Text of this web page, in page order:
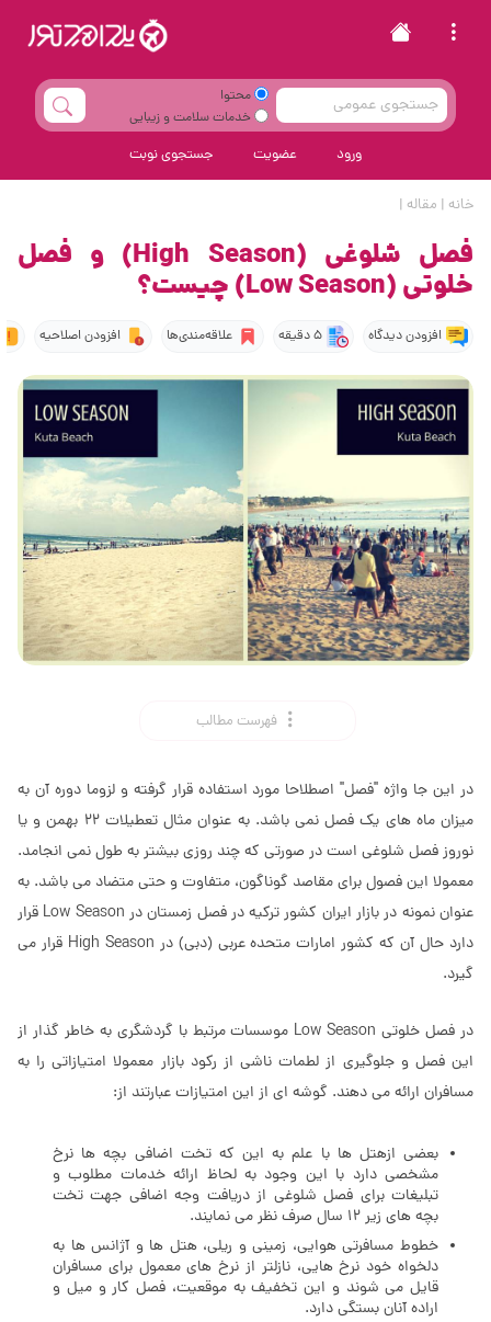
محتوا
خدمات سلامت و زیبایی
ورود عضویت جستجوی نوبت
خانه | مقاله |
فصل شلوغی (High Season) و فصل
خلوتی (Low Season) چیست؟
افزودن دیدگاه 5 دقیقه علاقه‌مندی‌ها افزودن اصلاحیه
فهرست مطالب
در این جا واژه "فصل" اصطلاحا مورد استفاده قرار گرفته و لزوما دوره آن به
میزان ماه های یک فصل نمی باشد. به عنوان مثال تعطیلات 22 بهمن و یا
نوروز فصل شلوغی است در صورتی که چند روزی بیشتر به طول نمی انجامد.
معمولا این فصول برای مقاصد گوناگون، متفاوت و حتی متضاد می باشد. به
عنوان نمونه در بازار ایران کشور ترکیه در فصل زمستان در Low Season قرار
دارد حال آن که کشور امارات متحده عربی (دبی) در High Season قرار می
گیرد.
در فصل خلوتی Low Season موسسات مرتبط با گردشگری به خاطر گذار از
این فصل و جلوگیری از لطمات ناشی از رکود بازار معمولا امتیازاتی را به
مسافران ارائه می دهند. گوشه ای از این امتیازات عبارتند از:
بعضى ازهتل ها با علم به این که تخت اضافى بچه ها نرخ
مشخصى دارد با این وجود به لحاظ ارائه خدمات مطلوب و
تبلیغات برای فصل شلوغی از دریافت وجه اضافى جهت تخت
بچه هاى زیر 12 سال صرف نظر مى نمایند.
خطوط مسافرتی هوایی، زمینی و ریلی، هتل ها و آژانس ها به
دلخواه خود نرخ هایى، نازلتر از نرخ هاى معمول براى مسافران
قایل مى شوند و این تخفیف به موقعیت، فصل کار و میل و
اراده آنان بستگى دارد.